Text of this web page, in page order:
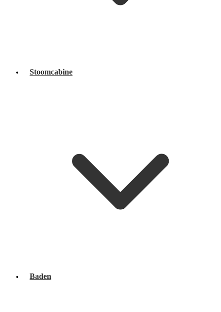
Stoomcabine
Baden